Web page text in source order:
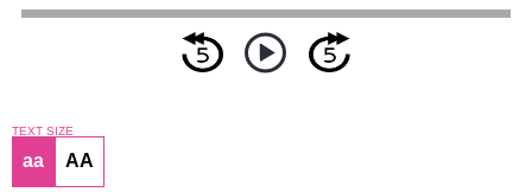
TEXT SIZE
aa AA